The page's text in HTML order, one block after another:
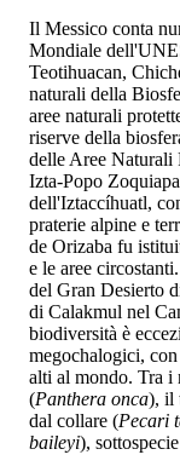
Il Messico conta
Mondiale
Teotihuacan,
naturali della
aree naturali
riserve della
delle Aree
Izta-Popo
dell'Iztaccíhuatl,
praterie alpine e
de Orizaba fu
e le aree
del Gran Desierto
di Calakmul nel
biodiversità è
megochalogici,
alti al mondo. Tra i
(Panthera onca), il
dal collare (Pecari
baileyi),